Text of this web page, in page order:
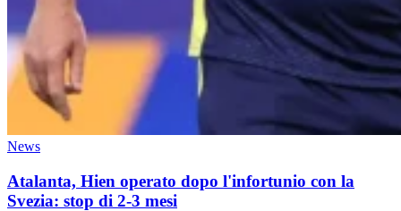
News
Atalanta, Hien operato dopo l'infortunio con la
Svezia: stop di 2-3 mesi